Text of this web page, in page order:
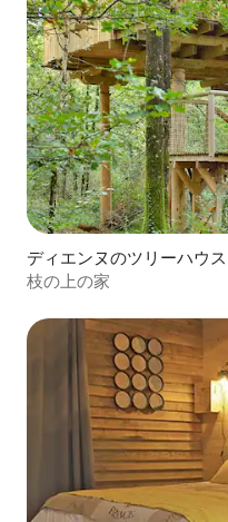
ディエンヌのツリーハウス
枝の上の家